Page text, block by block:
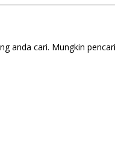
anda cari. Mungkin